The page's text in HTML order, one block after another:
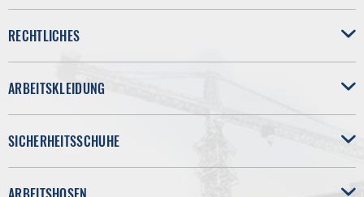
RECHTLICHES
ARBEITSKLEIDUNG
SICHERHEITSSCHUHE